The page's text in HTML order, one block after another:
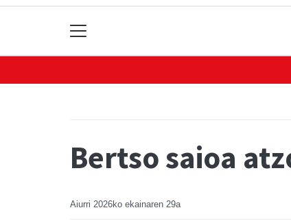
Bertso saioa
Aiurri 2026ko ekainaren 29a